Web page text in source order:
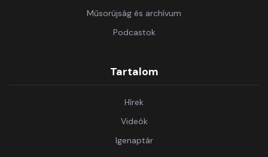
Műsorújság és archívum
Podcastok
Tartalom
Hírek
Videók
Igenaptár